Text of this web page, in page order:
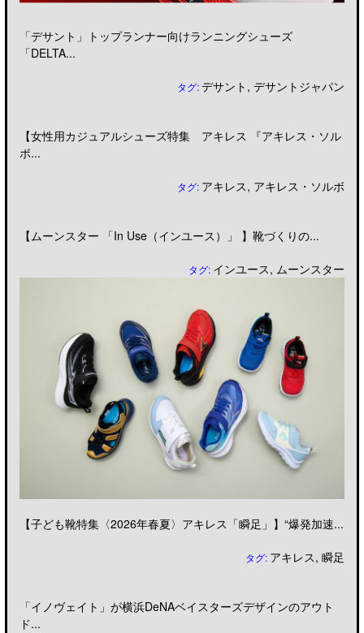
「デサント」トップランナー向けランニングシューズ
「DELTA...
タグ:デサント ,デサントジャパン
【女性用カジュアルシューズ特集 アキレス 『アキレス・ソル
ボ...
タグ: アキレス, アキレス・ソルボ
【ムーンスター 「In Use（インユース）」 】靴づくりの...
タグ: インユース, ムーンスター
【子ども靴特集〈2026年春夏〉アキレス「瞬足」】“爆発加速...
タグ: アキレス,瞬足
「イノヴェイト」が横浜DeNAベイスターズデザインのアウト
ド...